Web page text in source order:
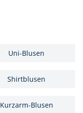
Uni-Blusen
Shirtblusen
Kurzarm-Blusen